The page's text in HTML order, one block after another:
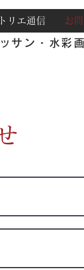
リエ通信 お
サン・水彩